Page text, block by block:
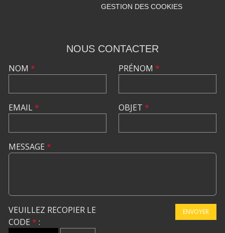
GESTION DES COOKIES
NOUS CONTACTER
NOM *
EMAIL*
PRÉNOM *
OBJET *
MESSAGE *
VEUILLEZ RECOPIER LE
CODE * :
ENVOYER